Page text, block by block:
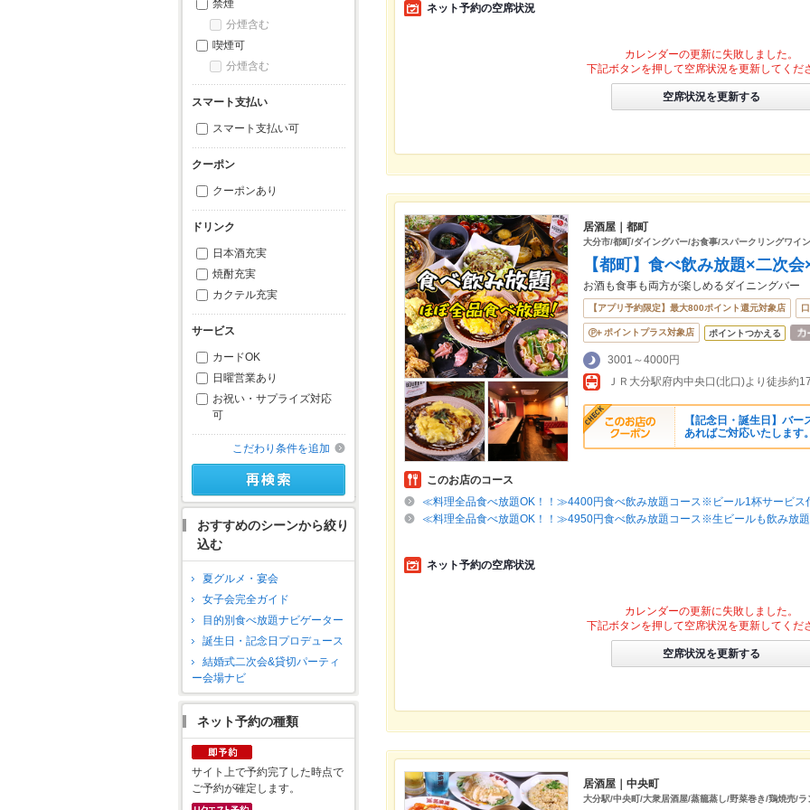
禁煙
分煙含む
喫煙可
分煙含む
スマート支払い
スマート支払い可
クーポン
クーポンあり
ドリンク
日本酒充実
焼酎充実
カクテル充実
サービス
カードOK
日曜営業あり
お祝い・サプライズ対応
可
こだわり条件を追加
おすすめのシーンから絞り
込む
夏グルメ・宴会
女子会完全ガイド
目的別食べ放題ナビゲーター
誕生日・記念日プロデュース
結婚式二次会&貸切パーティ
ー会場ナビ
ネット予約の種類
サイト上で予約完了した時点で
ご予約が確定します。
ネット予約の空席状況
カレンダーの更新に失敗しました。
下記ボタンを押して空席状況を更新してくだ
空席状況を更新する
居酒屋｜都町
大分市/都町/ダイングバー/お食事/スパークリングワイ
【都町】食べ飲み放題×二次
お酒も食事も両方が楽しめるダイニングバー
【アプリ予約限定】最大800ポイント還元対象店
ポイントプラス対象店 ポイントつかえる
3001～4000円
ＪＲ大分駅府内中央口(北口)より徒歩約
【記念日・誕生日】バ
あればご対応いたします
このお店のコース
≪料理全品食べ放題OK！！≫4400円食べ飲み放題コース※ビール1杯サービス
≪料理全品食べ放題OK！！≫4950円食べ飲み放題コース※生ビールも飲み放
ネット予約の空席状況
カレンダーの更新に失敗しました。
下記ボタンを押して空席状況を更新してくだ
空席状況を更新する
居酒屋｜中央町
大分駅/中央町/大衆居酒屋/蒸籠蒸し/野菜巻き/鶏焼売/